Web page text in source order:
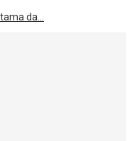
da…